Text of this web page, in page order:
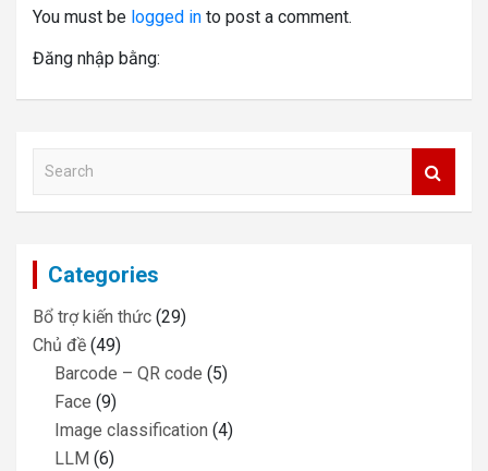
You must be logged in to post a comment.
Đăng nhập bằng:
a
c
Categories
Bổ trợ kiến thức (29)
Chủ đề (49)
Barcode – QR code (5)
Face (9)
Image classification (4)
LLM (6)